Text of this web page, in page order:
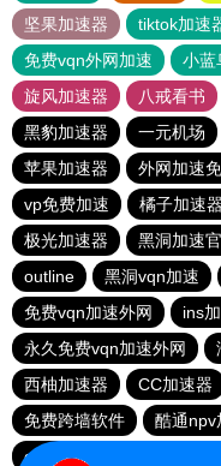
坚果加速器
tiktok加速
免费vqn外网加速
小蓝
旋风加速器
八戒看书
黑豹加速器
一元机场
苹果加速器
外网加速
vp免费加速
橘子加速器
极光加速器
黑洞加速
outline
黑洞vqn加速
免费vqn加速外网
ins
永久免费vqn加速外网
西柚加速器
CC加速器
免费跨墙软件
酷通npv
quickq